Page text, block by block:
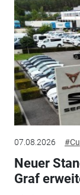
07.08.2026
Neuer
Graf